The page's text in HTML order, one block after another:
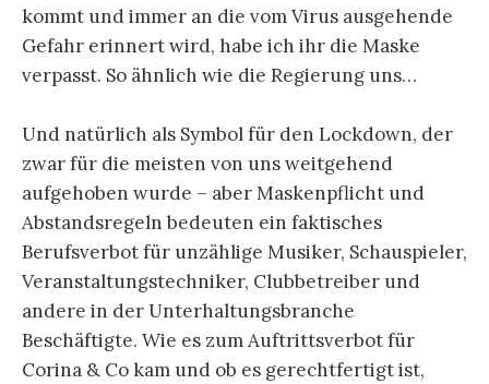
kommt und immer an die vom Virus ausgehende
Gefahr erinnert wird, habe ich ihr die Maske
verpasst. So ähnlich wie die Regierung uns…
Und natürlich als Symbol für den Lockdown, der
zwar für die meisten von uns weitgehend
aufgehoben wurde – aber Maskenpflicht und
Abstandsregeln bedeuten ein faktisches
Berufsverbot für unzählige Musiker, Schauspieler,
Veranstaltungstechniker, Clubbetreiber und
andere in der Unterhaltungsbranche
Beschäftigte. Wie es zum Auftrittsverbot für
Corina & Co kam und ob es gerechtfertigt ist,